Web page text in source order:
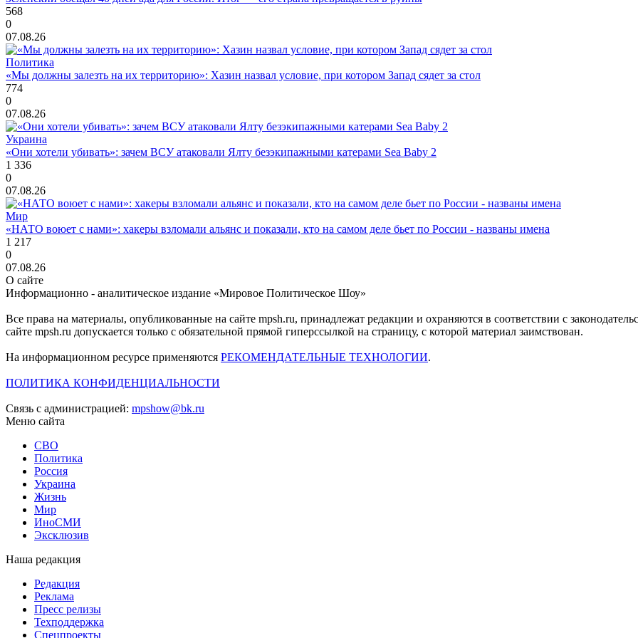
568
0
07.08.26
Политика
«Мы должны залезть на их территорию»: Хазин назвал условие, при котором Запад сядет за стол
774
0
07.08.26
Украина
«Они хотели убивать»: зачем ВСУ атаковали Ялту безэкипажными катерами Sea Baby 2
1 336
0
07.08.26
Мир
«НАТО воюет с нами»: хакеры взломали альянс и показали, кто на самом деле бьет по России - названы имена
1 217
0
07.08.26
О сайте
Информационно - аналитическое издание «Мировое Политическое Шоу»
Все права на материалы, опубликованные на сайте mpsh.ru, принадлежат редакции и охраняются в соответствии с
сайте mpsh.ru допускается только с обязательной прямой гиперссылкой на страницу, с которой материал заимствован.
На информационном ресурсе применяются РЕКОМЕНДАТЕЛЬНЫЕ ТЕХНОЛОГИИ.
ПОЛИТИКА КОНФИДЕНЦИАЛЬНОСТИ
Связь с администрацией: mpshow@bk.ru
Меню сайта
СВО
Политика
Россия
Украина
Жизнь
Мир
ИноСМИ
Эксклюзив
Наша редакция
Редакция
Реклама
Пресс релизы
Техподдержка
Спецпроекты